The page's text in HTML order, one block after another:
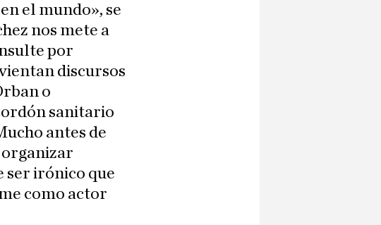
el mundo», se
nos mete a
por
discursos
o
sanitario
antes de
organizar
ser irónico que
como actor